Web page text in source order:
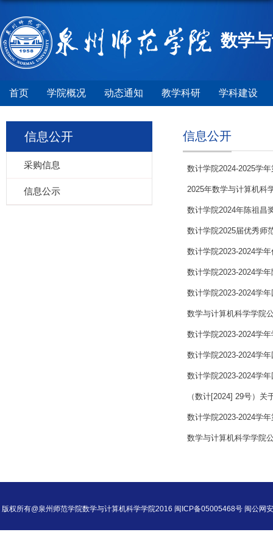
数学
首页 学院概况 动态通知 教学科研 学科建设
信息公开
采购信息
信息公示
信息公开
数计学院2024-2025学
2025年数学与计算机科
数计学院2024年陈祖昌
数计学院2025届优秀师
数计学院2023-2024学
数计学院2023-2024学
数计学院2023-2024学
数学与计算机科学学院
数计学院2023-2024学
数计学院2023-2024学
数计学院2023-2024学
（数计[2024] 29号）
数计学院2023-2024学
数学与计算机科学学院
版权所有@泉州师范学院数学与计算机科学学院2016 闽ICP备05005468号 闽公网